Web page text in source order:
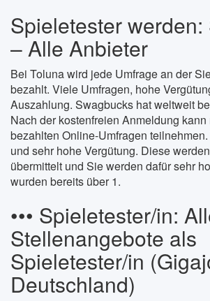
Spieletester werden:
– Alle Anbieter
Bei Toluna wird jede Umfrage an der
bezahlt. Viele Umfragen, hohe
Auszahlung. Swagbucks hat weltweit
Nach der kostenfreien Anmeldung
bezahlten Online-Umfragen
und sehr hohe Vergütung. Diese
übermittelt und Sie werden dafür sehr
wurden bereits über 1.
••• Spieletester/in:
Stellenangebote als
Spieletester/in
Deutschland)